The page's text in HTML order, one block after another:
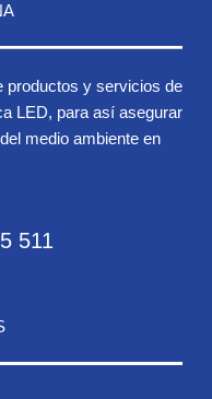
productos y servicios de
LED, para así asegurar
medio ambiente en
511